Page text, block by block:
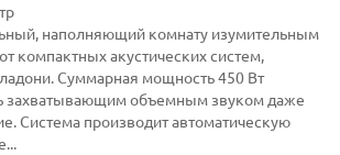
наполняющий комнату изумительным
компактных акустических систем,
Суммарная мощность 450 Вт
захватывающим объемным звуком даже
Система производит автоматическую